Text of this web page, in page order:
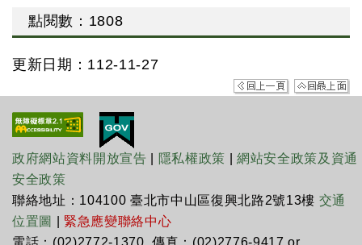
點閱數 ： 1808
更新日期：112-11-27
政府網站資料開放宣告 隱私權政策 |網站安全政策及資通
安全政策
聯絡地址：104100 臺北市中山區復興北路2號13樓 交通
位置圖
緊急應變聯絡中心
電話：(02)2772-1370 傳真：(02)2776-9417 or